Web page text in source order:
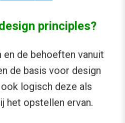
principles?
de behoeften vanuit
de basis voor design
logisch deze als
het opstellen ervan.